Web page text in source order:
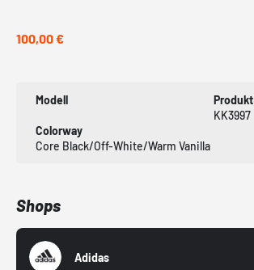
100,00 €
Modell
KK3997
Colorway
Core Black/Off-White/Warm Vanilla
Shops
Adidas